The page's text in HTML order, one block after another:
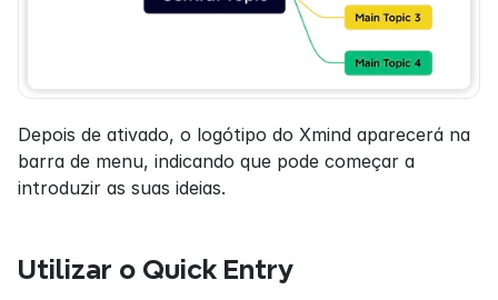
Depois de ativado, o logótipo do Xmind aparecerá na
barra de menu, indicando que pode começar a
introduzir as suas ideias.
Utilizar o Quick Entry